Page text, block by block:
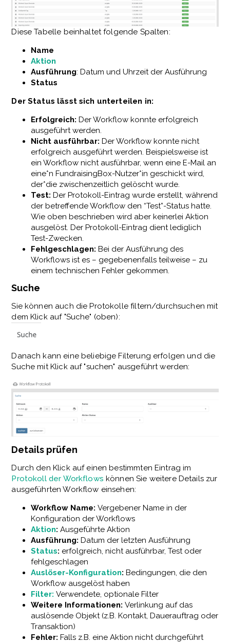
Diese Tabelle beinhaltet folgende Spalten:
Name
Aktion
Ausführung: Datum und Uhrzeit der Ausführung
Status
Der Status lässt sich unterteilen in:
Erfolgreich: Der Workflow konnte erfolgreich
ausgeführt werden.
Nicht ausführbar: Der Workflow konnte nicht
erfolgreich ausgeführt werden. Beispielsweise ist
ein Workflow nicht ausführbar, wenn eine E-Mail an
eine*n FundraisingBox-Nutzer*in geschickt wird,
der*die zwischenzeitlich gelöscht wurde.
Test: Der Protokoll-Eintrag wurde erstellt, während
der betreffende Workflow den “Test”-Status hatte.
Wie oben beschrieben wird aber keinerlei Aktion
ausgelöst. Der Protokoll-Eintrag dient lediglich
Test-Zwecken.
Fehlgeschlagen: Bei der Ausführung des
Workflows ist es – gegebenenfalls teilweise – zu
einem technischen Fehler gekommen.
Suche
Sie können auch die Protokolle filtern/durchsuchen mit
dem Klick auf "Suche" (oben):
Danach kann eine beliebige Filterung erfolgen und die
Suche mit Klick auf "suchen" ausgeführt werden:
Details prüfen
Durch den Klick auf einen bestimmten Eintrag im
Protokoll der Workflows können Sie weitere Details zur
ausgeführten Workflow einsehen:
Workflow Name: Vergebener Name in der
Konfiguration der Workflows
Aktion: Ausgeführte Aktion
Ausführung: Datum der letzten Ausführung
Status: erfolgreich, nicht ausführbar, Test oder
fehlgeschlagen
Auslöser-Konfiguration: Bedingungen, die den
Workflow ausgelöst haben
Filter: Verwendete, optionale Filter
Weitere Informationen: Verlinkung auf das
auslösende Objekt (z.B. Kontakt, Dauerauftrag oder
Transaktion)
Fehler: Falls z.B. eine Aktion nicht durchgeführt